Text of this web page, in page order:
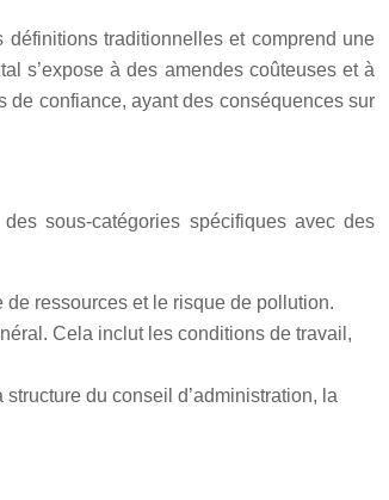
traditionnelles et comprend une
s’expose à des amendes coûteuses et à
de confiance, ayant des conséquences sur
sous-catégories spécifiques avec des
de ressources et le risque de pollution.
Cela inclut les conditions de travail,
du conseil d’administration, la